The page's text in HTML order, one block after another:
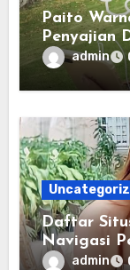
Paito
Penyajian
Memahami
Efektif
admin
Daftar
Navigasi
admin